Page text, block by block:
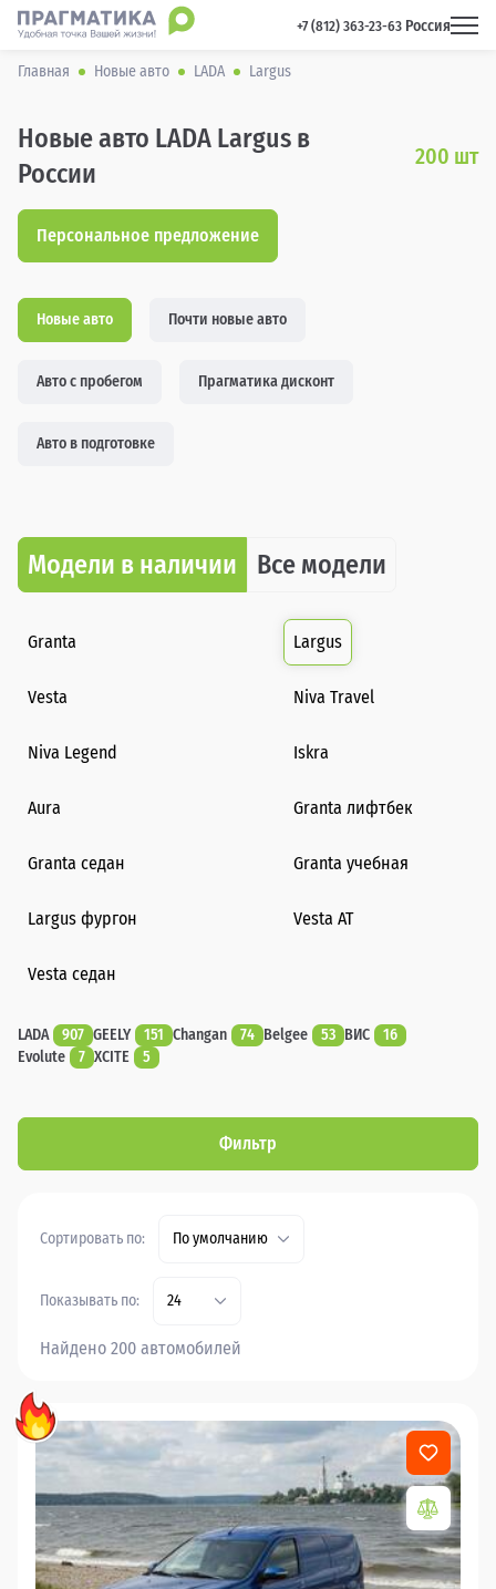
+7 (812) 363-23-63 Россия
Главная Новые авто LADA Largus
Новые авто LADA Largus в
России
200 шт
Персональное предложение
Новые авто Почти новые авто
Авто с пробегом Прагматика дисконт
Авто в подготовке
Модели в наличии Все модели
Granta Largus
Vesta Niva Travel
Niva Legend Iskra
Aura Granta лифтбек
Granta седан Granta учебная
Largus фургон Vesta AT
Vesta седан
LADA 907 GEELY 151 Changan 74 Belgee 53 ВИС
16
Evolute
7 XCITE 5
Фильтр
Сортировать по: По умолчанию
Показывать по: 24
Найдено 200 автомобилей